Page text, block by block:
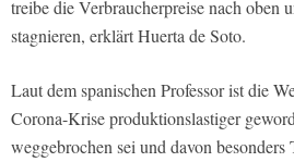
treibe die Verbraucherpreise nach oben
stagnieren, erklärt Huerta de Soto.
Laut dem spanischen Professor ist die
Corona-Krise produktionslastiger
weggebrochen sei und davon besonders